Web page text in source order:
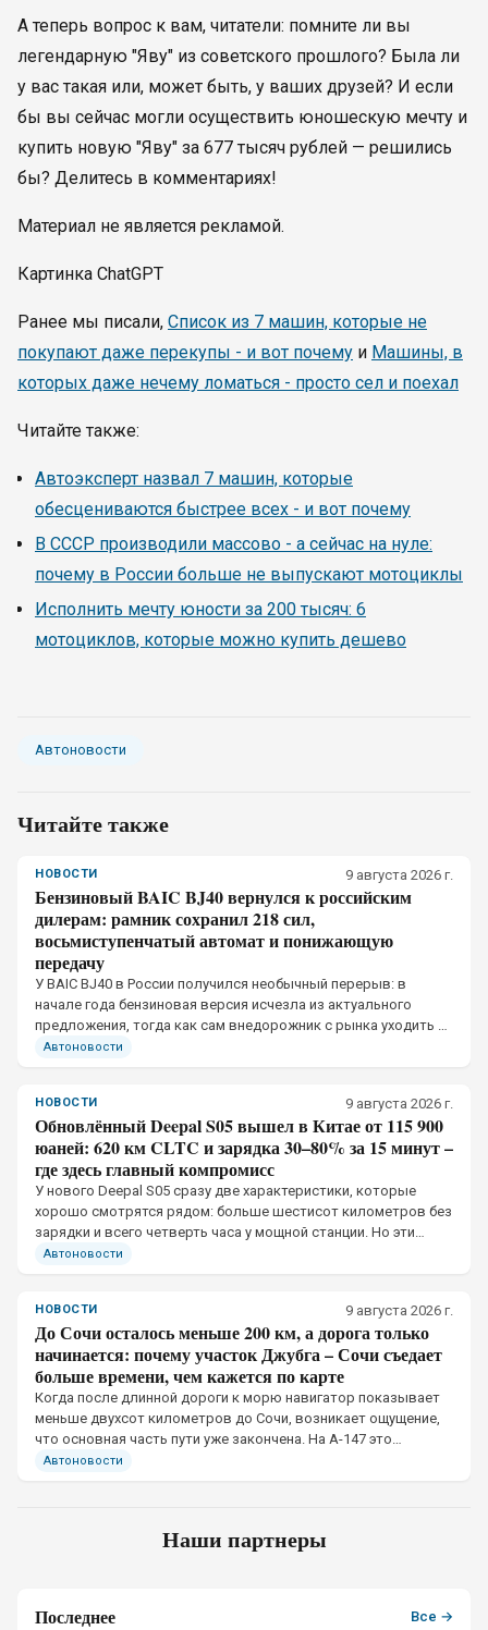
А теперь вопрос к вам, читатели: помните ли вы
легендарную "Яву" из советского прошлого? Была ли
у вас такая или, может быть, у ваших друзей? И если
бы вы сейчас могли осуществить юношескую мечту и
купить новую "Яву" за 677 тысяч рублей — решились
бы? Делитесь в комментариях!
Материал не является рекламой.
Картинка ChatGPT
Ранее мы писали, Список из 7 машин, которые не
покупают даже перекупы - и вот почему и Машины, в
которых даже нечему ломаться - просто сел и поехал
Читайте также:
Автоэксперт назвал 7 машин, которые
обесцениваются быстрее всех - и вот почему
В СССР производили массово - а сейчас на нуле:
почему в России больше не выпускают мотоциклы
Исполнить мечту юности за 200 тысяч: 6
мотоциклов, которые можно купить дешево
Автоновости
Читайте также
НОВОСТИ 9 августа 2026 г.
Бензиновый BAIC BJ40 вернулся к российским
дилерам: рамник сохранил 218 сил,
восьмиступенчатый автомат и понижающую
передачу
У BAIC BJ40 в России получился необычный перерыв: в
начале года бензиновая версия исчезла из актуального
предложения, тогда как сам внедорожник с рынка уходить не
собирался.
Автоновости
НОВОСТИ 9 августа 2026 г.
Обновлённый Deepal S05 вышел в Китае от 115 900
юаней: 620 км CLTC и зарядка 30–80% за 15 минут –
где здесь главный компромисс
У нового Deepal S05 сразу две характеристики, которые
хорошо смотрятся рядом: больше шестисот километров без
зарядки и всего четверть часа у мощной станции. Но эти
показатели относятся к разным условиям эксплуатации
Автоновости
НОВОСТИ 9 августа 2026 г.
До Сочи осталось меньше 200 км, а дорога только
начинается: почему участок Джубга – Сочи съедает
больше времени, чем кажется по карте
Когда после длинной дороги к морю навигатор показывает
меньше двухсот километров до Сочи, возникает ощущение,
что основная часть пути уже закончена. На А-147 это
впечатление обманчиво.
Автоновости
Наши партнеры
Последнее Все →